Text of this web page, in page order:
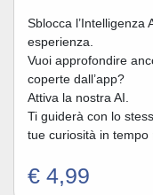
Sblocca l’Intelligenza
esperienza.
Vuoi approfondire
coperte dall’app?
Attiva la nostra AI.
Ti guiderà con lo
tue curiosità in tempo
€ 4,99